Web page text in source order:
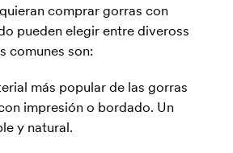
comprar gorras con
pueden elegir entre diveross
comunes son:
más popular de las gorras
impresión o bordado. Un
y natural.